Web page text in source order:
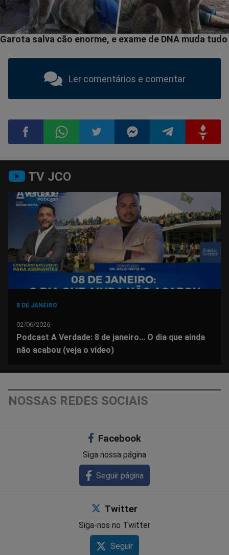
Ler comentários e comentar
Compartilhar
no
Facebook
no
Whatsapp
no
Twitter
no
Messenger
no
Telegram
no
Gettr
TV JCO
8 DE JANEIRO
02/06/2026
Podcast A Verdade: 8 de janeiro... O dia que ainda
não acabou (veja o vídeo)
NOSSAS REDES SOCIAIS
Facebook
Siga nossa página
Seguir página
Twitter
Siga-nos no Twitter
Seguir